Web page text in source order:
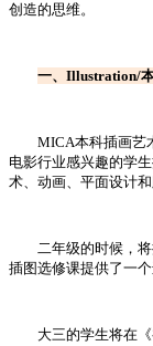
创造的思维。
一、Illustration/
MICA本科插画艺术
电影行业感兴趣的学
术、动画、平面设计和
二年级的时候，将
插图选修课提供了一
大三的学生将在《